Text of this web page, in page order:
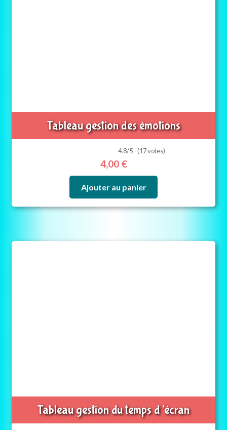
Tableau gestion des émotions
4.8/5 - (17 votes)
4,00 €
Ajouter au panier
Tableau gestion du temps d’écran